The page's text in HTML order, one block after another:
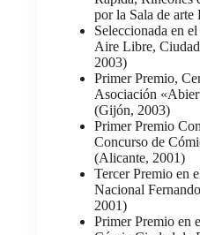
por la Sala de arte
Seleccionada en
Aire Libre,
2003)
Primer Premio,
Asociación
(Gijón, 2003)
Primer Premio
Concurso de
(Alicante, 2001)
Tercer Premio en
Nacional
2001)
Primer Premio en